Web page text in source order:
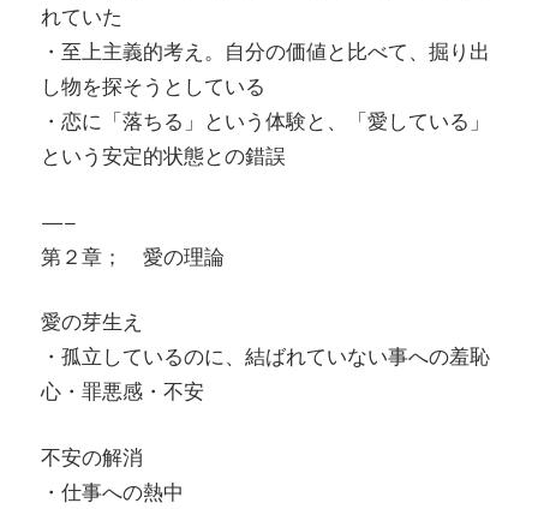
れていた
・至上主義的考え。自分の価値と比べて、掘り出
し物を探そうとしている
・恋に「落ちる」という体験と、「愛している」
という安定的状態との錯誤
—–
第２章； 愛の理論
愛の芽生え
・孤立しているのに、結ばれていない事への羞恥
心・罪悪感・不安
不安の解消
・仕事への熱中